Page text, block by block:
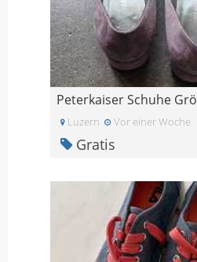
Peterkaiser Schuhe
Luzern Vor einer Woche
Gratis